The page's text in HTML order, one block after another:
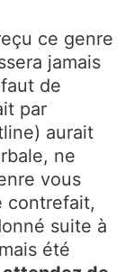
ce genre
jamais
de
par
aurait
ne
vous
contrefait,
suite à
été